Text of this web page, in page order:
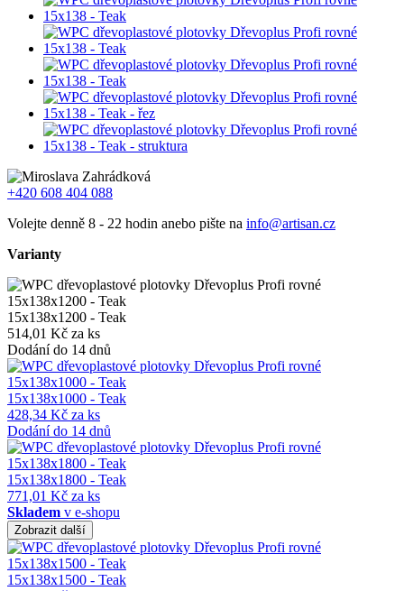
+420 608 404 088
Volejte denně 8 - 22 hodin anebo pište na info@artisan.cz
Varianty
15x138x1200 - Teak
514,01 Kč za ks
Dodání do 14 dnů
15x138x1000 - Teak
428,34 Kč za ks
Dodání do 14 dnů
15x138x1800 - Teak
771,01 Kč za ks
Skladem v e-shopu
Zobrazit další
15x138x1500 - Teak